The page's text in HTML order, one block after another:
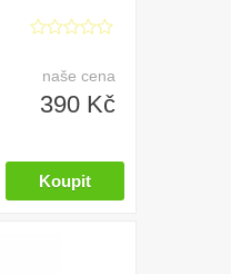
naše cena
390 Kč